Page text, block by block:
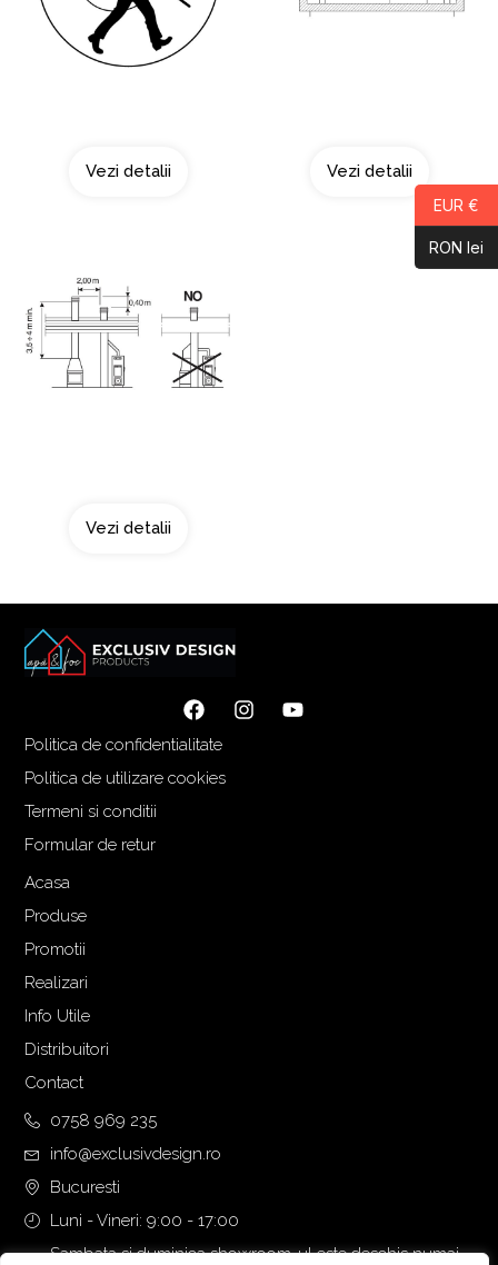
Vezi detalii Vezi detalii
Vezi detalii
Politica de confidentialitate
Politica de utilizare cookies
Termeni si conditii
Formular de retur
Acasa
Produse
Promotii
Realizari
Info Utile
Distribuitori
Contact
0758 969 235
info@exclusivdesign.ro
Bucuresti
Luni - Vineri: 9:00 - 17:00
Sambata si duminica showroom-ul este deschis numai
EUR €
RON lei